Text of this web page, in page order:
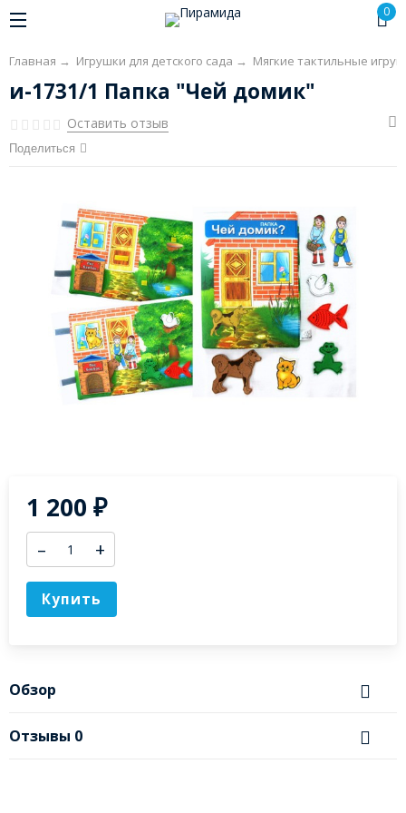
0
Главная → Игрушки для детского сада → Мягкие тактильные
и-1731/1 Папка "Чей домик"
Оставить отзыв
Поделиться
1 200₽
– +
Купить
Обзор
Отзывы 0